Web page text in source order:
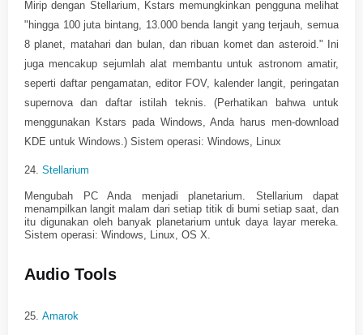
Mirip dengan Stellarium, Kstars memungkinkan pengguna melihat
"hingga 100 juta bintang, 13.000 benda langit yang terjauh, semua
8 planet, matahari dan bulan, dan ribuan komet dan asteroid." Ini
juga mencakup sejumlah alat membantu untuk astronom amatir,
seperti daftar pengamatan, editor FOV, kalender langit, peringatan
supernova dan daftar istilah teknis. (Perhatikan bahwa untuk
menggunakan Kstars pada Windows, Anda harus men-download
KDE untuk Windows.) Sistem operasi: Windows, Linux
24. Stellarium
Mengubah PC Anda menjadi planetarium. Stellarium dapat
menampilkan langit malam dari setiap titik di bumi setiap saat, dan
itu digunakan oleh banyak planetarium untuk daya layar mereka.
Sistem operasi: Windows, Linux, OS X.
Audio Tools
25. Amarok